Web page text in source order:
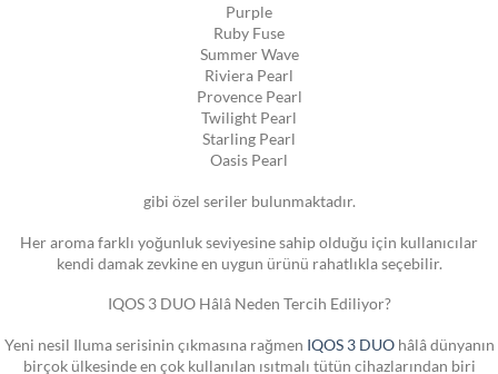
Purple
Ruby Fuse
Summer Wave
Riviera Pearl
Provence Pearl
Twilight Pearl
Starling Pearl
Oasis Pearl
gibi özel seriler bulunmaktadır.
Her aroma farklı yoğunluk seviyesine sahip olduğu için kullanıcılar
kendi damak zevkine en uygun ürünü rahatlıkla seçebilir.
IQOS 3 DUO Hâlâ Neden Tercih Ediliyor?
Yeni nesil Iluma serisinin çıkmasına rağmen IQOS 3 DUOhâlâ dünyanın
birçok ülkesinde en çok kullanılan ısıtmalı tütün cihazlarından biri